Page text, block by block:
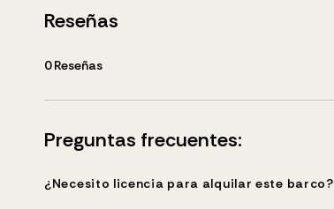
Reseñas
0 Reseñas
Preguntas frecuentes:
¿Necesito licencia para alquilar este barco?